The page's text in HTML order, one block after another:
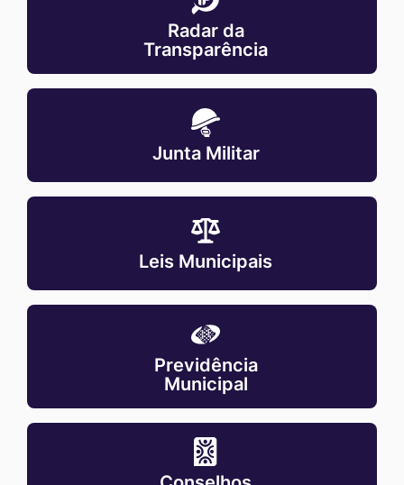
Radar da
Transparência
MaskJunta-
Junta Militar
MaskLeis-
Leis Municipais
MaskPrevidencia-
Previdência
Municipal
MaskConselhos-